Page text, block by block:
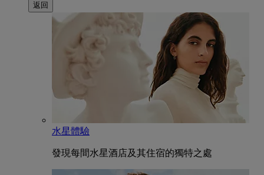
返回
水星體驗
發現每間水星酒店及其住宿的獨特之處